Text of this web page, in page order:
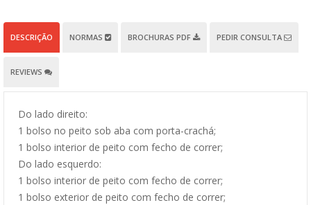
DESCRIÇÃO NORMAS BROCHURAS PDF PEDIR CONSULTA
REVIEWS
Do lado direito:
1 bolso no peito sob aba com porta-crachá;
1 bolso interior de peito com fecho de correr;
Do lado esquerdo:
1 bolso interior de peito com fecho de correr;
1 bolso exterior de peito com fecho de correr;